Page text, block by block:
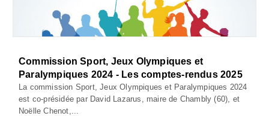
Commission Sport, Jeux Olympiques et
Paralympiques 2024 - Les comptes-rendus 2025
La commission Sport, Jeux Olympiques et Paralympiques 2024
est co-présidée par David Lazarus, maire de Chambly (60), et
Noëlle Chenot,...